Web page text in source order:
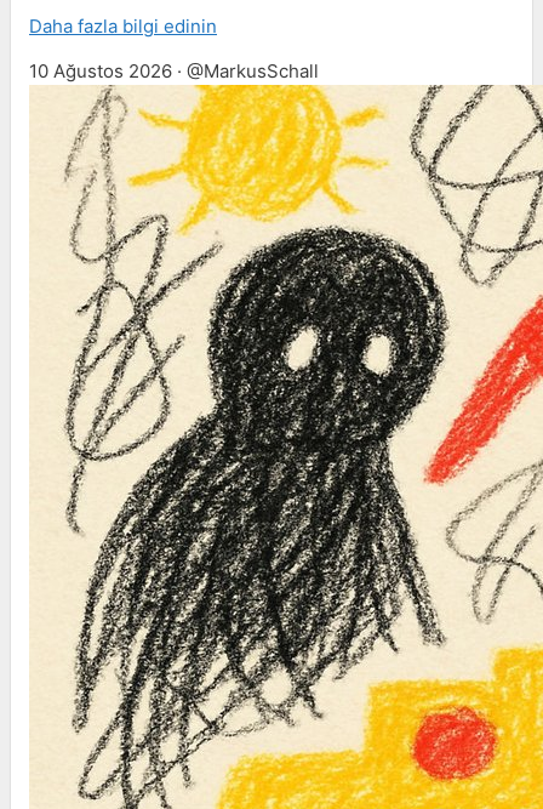
Daha fazla bilgi edinin
10 Ağustos 2026 · @MarkusSchall